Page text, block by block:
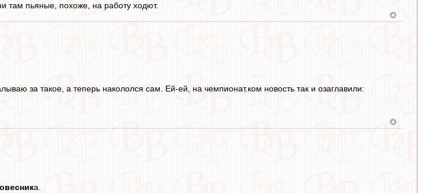
там пьяные, похоже, на работу ходют.
за такое, а теперь накололся сам. Ей-ей, на чемпионат.ком новость так и озаглавили:
а.